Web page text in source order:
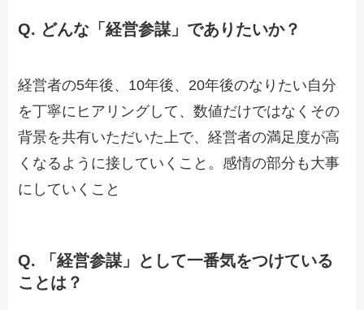
Q. どんな「経営参謀」でありたいか？
経営者の5年後、10年後、20年後のなりたい自分
を丁寧にヒアリングして、数値だけではなくその
背景を共有いただいた上で、経営者の満足度が高
くなるように接していくこと。感情の部分も大事
にしていくこと
Q. 「経営参謀」として一番気をつけている
ことは？